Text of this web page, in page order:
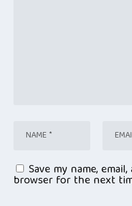
Save my name,
browser for the next